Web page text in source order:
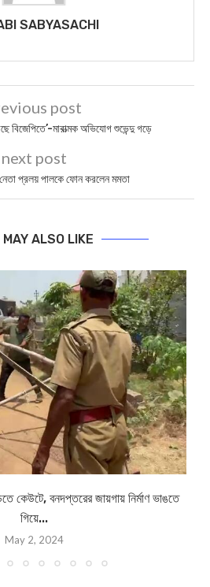
SABYASACHI
post
বিজেপিতে’-মারাত্মক অভিযোগ শুভেন্দু গড়ে
next post
নেতা প্রলয় পালকে ফোন করলেন মমতা
MAY ALSO LIKE
বনদপ্তরের জায়গায় নির্মাণ ভাঙতে
গিয়ে...
May 2, 2024